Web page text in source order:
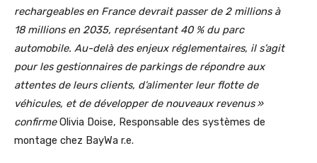
rechargeables en France devrait passer de 2 millions à
18 millions en 2035, représentant 40 % du parc
automobile. Au-delà des enjeux réglementaires, il s’agit
pour les gestionnaires de parkings de répondre aux
attentes de leurs clients, d’alimenter leur flotte de
véhicules, et de développer de nouveaux revenus »
confirmeOlivia Doise, Responsable des systèmes de
montage chez BayWa r.e.